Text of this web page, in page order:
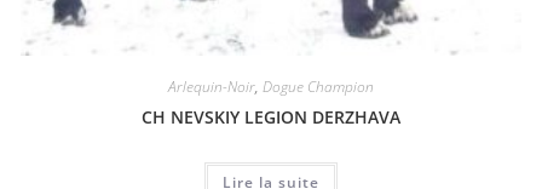
Arlequin-Noir, Dogue Champion
CH NEVSKIY LEGION DERZHAVA
Lire la suite